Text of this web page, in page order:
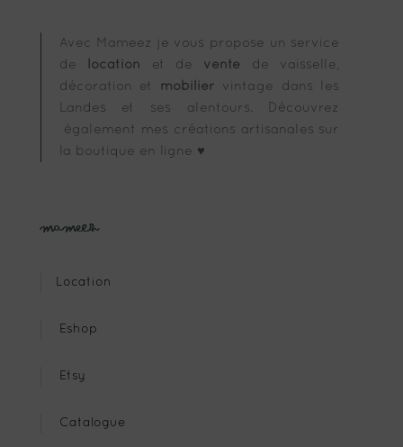
Avec Mameez je vous propose un service
de
location et de vente
de vaisselle,
décoration et mobilier vintage dans les
Landes et ses alentours. Découvrez
également mes créations artisanales sur
la boutique en ligne ♥
Mameez
Location
Eshop
Etsy
Catalogue